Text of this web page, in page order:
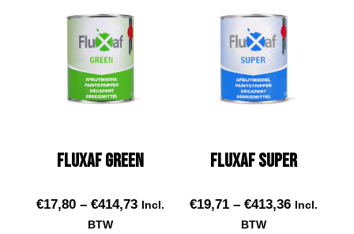
Fluxaf Green
€17,80 – €414,73
Incl.
BTW
Fluxaf Super
€19,71 – €413,36
Incl.
BTW